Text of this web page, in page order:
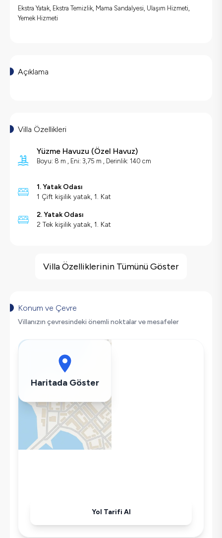
Ekstra Yatak, Ekstra Temizlik, Mama Sandalyesi, Ulaşım Hizmeti,
Yemek Hizmeti
Açıklama
Villa Özellikleri
Yüzme Havuzu (Özel Havuz)
Boyu: 8 m , Eni: 3,75 m , Derinlik: 140 cm
1. Yatak Odası
1 Çift kişilik yatak, 1. Kat
2. Yatak Odası
2 Tek kişilik yatak, 1. Kat
Doğa Manzaralı
Langırt
Saç Kurutma Makinası
Bulaşık Makinesi
Klima
Wifi / İnternet
Tost Makinesi
Mikrodalga
Villa Özelliklerinin Tümünü Göster
Konum ve Çevre
Villanızın çevresindeki önemli noktalar ve mesafeler
Haritada Göster
Yol Tarifi Al